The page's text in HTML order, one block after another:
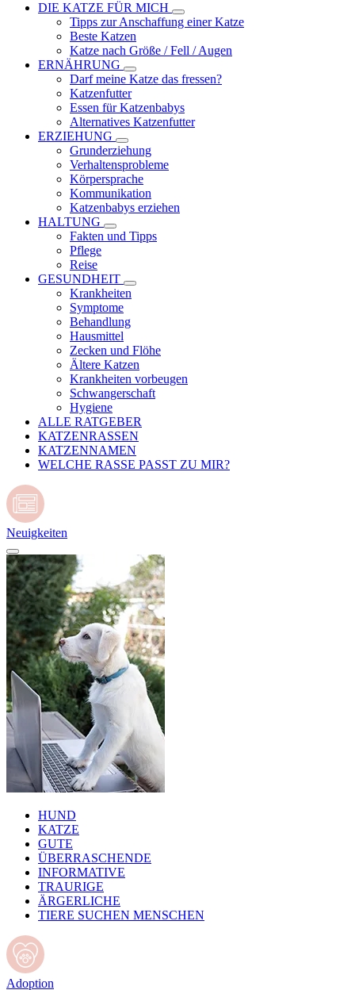
DIE KATZE FÜR MICH
Tipps zur Anschaffung einer Katze
Beste Katzen
Katze nach Größe / Fell / Augen
ERNÄHRUNG
Darf meine Katze das fressen?
Katzenfutter
Essen für Katzenbabys
Alternatives Katzenfutter
ERZIEHUNG
Grunderziehung
Verhaltensprobleme
Körpersprache
Kommunikation
Katzenbabys erziehen
HALTUNG
Fakten und Tipps
Pflege
Reise
GESUNDHEIT
Krankheiten
Symptome
Behandlung
Hausmittel
Zecken und Flöhe
Ältere Katzen
Krankheiten vorbeugen
Schwangerschaft
Hygiene
ALLE RATGEBER
KATZENRASSEN
KATZENNAMEN
WELCHE RASSE PASST ZU MIR?
Neuigkeiten
HUND
KATZE
GUTE
ÜBERRASCHENDE
INFORMATIVE
TRAURIGE
ÄRGERLICHE
TIERE SUCHEN MENSCHEN
Adoption